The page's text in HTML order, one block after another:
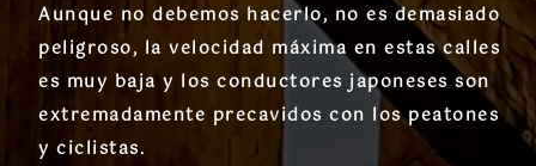
Aunque no debemos hacerlo, no es demasiado
peligroso, la velocidad máxima en estas calles
es muy baja y los conductores japoneses son
extremadamente precavidos con los peatones
y ciclistas.